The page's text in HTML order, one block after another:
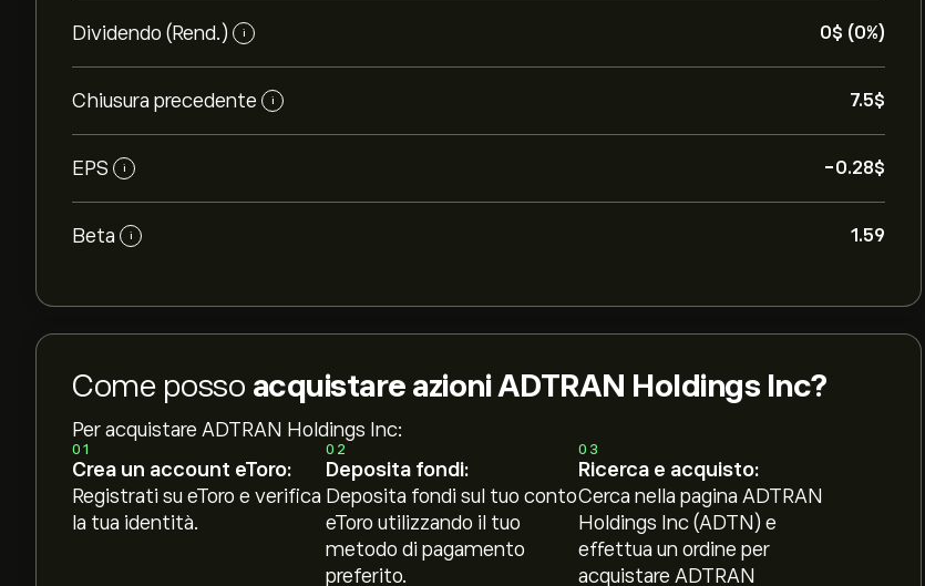
Dividendo (Rend.) i 0‎$‎ (0%)
Chiusura precedente i 7.5‎$‎
EPS i -0.28‎$‎
Beta i 1.59
Come posso acquistare azioni ADTRAN Holdings Inc?
Per acquistare ADTRAN Holdings Inc:
01
Crea un account eToro:
Registrati su eToro e verifica
la tua identità.
02
Deposita fondi:
Deposita fondi sul tuo conto
eToro utilizzando il tuo
metodo di pagamento
preferito.
03
Ricerca e acquisto:
Cerca nella pagina ADTRAN
Holdings Inc (ADTN) e
effettua un ordine per
acquistare ADTRAN